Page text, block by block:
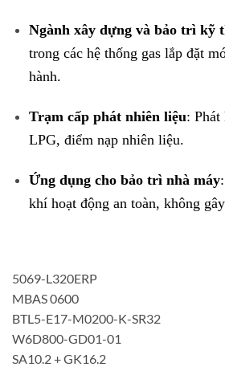
Ngành xây dựng và bảo trì kỹ
trong các hệ thống gas lắp đặt
hành.
Trạm cấp phát nhiên liệu:
LPG, điểm nạp nhiên liệu.
Ứng dụng cho bảo trì nhà máy
khí hoạt động an toàn, không
5069-L320ERP
MBAS 0600
BTL5-E17-M0200-K-SR32
W6D800-GD01-01
SA10.2 + GK16.2